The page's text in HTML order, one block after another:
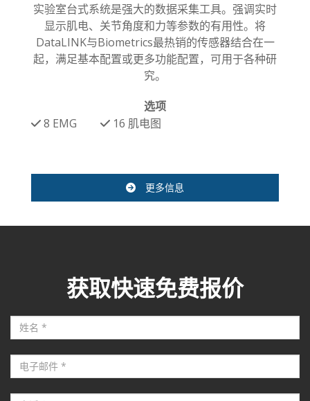
实验室台式系统是强大的数据采集工具。强调实时
显示肌电、关节角度和力等参数的有用性。将
DataLINK与Biometrics最热销的传感器结合在一
起，满足基本配置或更多功能配置，可用于各种研
究。
选项
8 EMG
16 肌电图
更多信息
获取快速免费报价